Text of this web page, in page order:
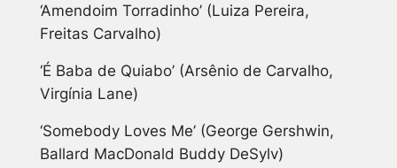
‘Amendoim Torradinho’ (Luiza Pereira,
Freitas Carvalho)
‘É Baba de Quiabo’ (Arsênio de Carvalho,
Virgínia Lane)
‘Somebody Loves Me’ (George Gershwin,
Ballard MacDonald Buddy DeSylv)